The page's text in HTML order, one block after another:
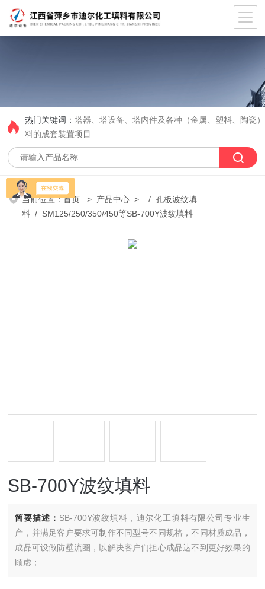
热门关键词：塔器、塔设备、塔内件及各种（金属、塑料、陶瓷
料的成套装置项目
当前位置：首页 > 产品中心 > /孔板波纹填
料 / SM125/250/350/450等SB-700Y波纹填料
SB-700Y波纹填料
简要描述： SB-700Y波纹填料，迪尔化工填料有限公司专业生
产，并满足客户要求可制作不同型号不同规格，不同材质成品，
成品可设做防壁流圈，以解决客户们担心成品达不到更好效果的
顾虑；